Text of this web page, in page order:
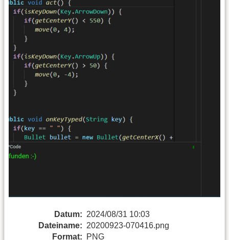
Datum: 2024/08/31 10:03
Dateiname: 20200923-070416.png
Format:
PNG